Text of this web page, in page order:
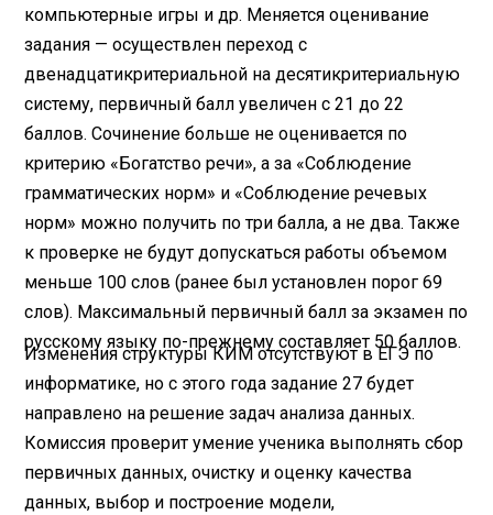
компьютерные игры и др. Меняется оценивание
задания — осуществлен переход с
двенадцатикритериальной на десятикритериальную
систему, первичный балл увеличен с 21 до 22
баллов. Сочинение больше не оценивается по
критерию «Богатство речи», а за «Соблюдение
грамматических норм» и «Соблюдение речевых
норм» можно получить по три балла, а не два. Также
к проверке не будут допускаться работы объемом
меньше 100 слов (ранее был установлен порог 69
слов). Максимальный первичный балл за экзамен по
русскому языку по-прежнему составляет 50 баллов.
Изменения структуры КИМ отсутствуют в ЕГЭ по
информатике, но с этого года задание 27 будет
направлено на решение задач анализа данных.
Комиссия проверит умение ученика выполнять сбор
первичных данных, очистку и оценку качества
данных, выбор и построение модели,